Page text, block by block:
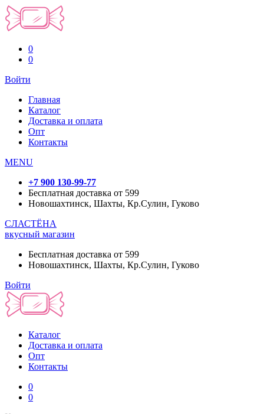
0
0
Войти
Главная
Каталог
Доставка и оплата
Опт
Контакты
MENU
+7 900 130-99-77
Бесплатная доставка от 599
Новошахтинск, Шахты, Кр.Сулин, Гуково
СЛАСТЁНА
вкусный магазин
Бесплатная доставка от 599
Новошахтинск, Шахты, Кр.Сулин, Гуково
Войти
Каталог
Доставка и оплата
Опт
Контакты
0
0